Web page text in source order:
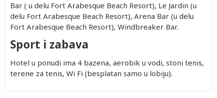
Bar ( u delu Fort Arabesque Beach Resort), Le Jardin (u
delu Fort Arabesque Beach Resort), Arena Bar (u delu
Fort Arabesque Beach Resort), Windbreaker Bar.
Sport i zabava
Hotel u ponudi ima 4 bazena, aerobik u vodi, stoni tenis,
terene za tenis, Wi Fi (besplatan samo u lobiju).